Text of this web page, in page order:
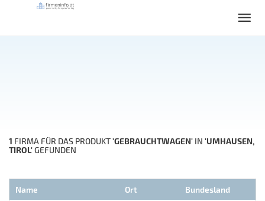
1 FIRMA FÜR DAS PRODUKT'GEBRAUCHTWAGEN' IN 'UMHAUSEN,
TIROL'GEFUNDEN
Name Ort Bundesland